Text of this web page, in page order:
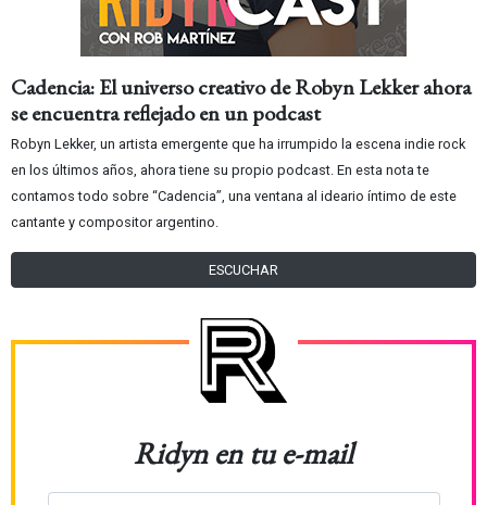
Cadencia: El universo creativo de Robyn Lekker ahora
se encuentra reflejado en un podcast
Robyn Lekker, un artista emergente que ha irrumpido la escena indie rock
en los últimos años, ahora tiene su propio podcast. En esta nota te
contamos todo sobre “Cadencia”, una ventana al ideario íntimo de este
cantante y compositor argentino.
ESCUCHAR
Ridyn en tu e-mail